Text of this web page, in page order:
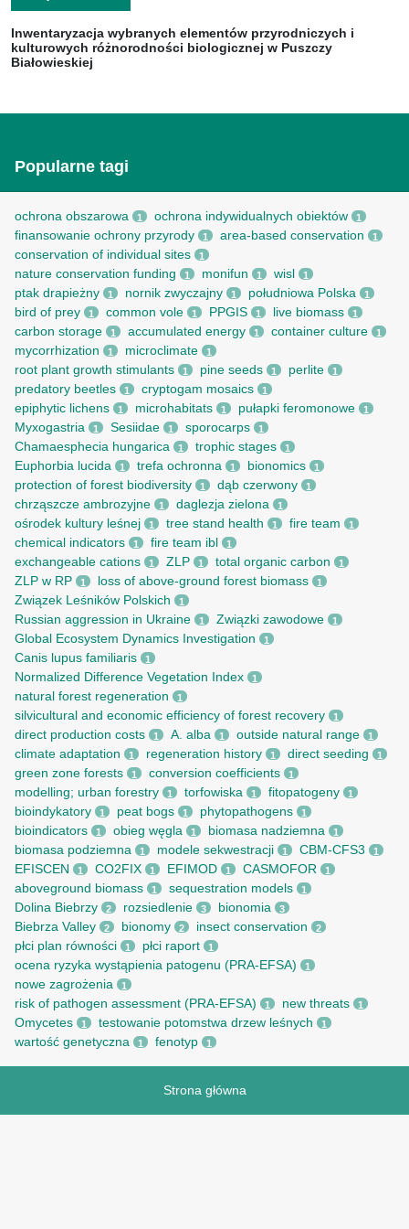
Inwentaryzacja wybranych elementów przyrodniczych i
kulturowych różnorodności biologicznej w Puszczy
Białowieskiej
Popularne tagi
ochrona obszarowa 1 ochrona indywidualnych obiektów 1
finansowanie ochrony przyrody 1 area-based conservation 1
conservation of individual sites 1
nature conservation funding 1 monifun 1 wisl 1
ptak drapieżny 1 nornik zwyczajny 1 południowa Polska 1
bird of prey 1 common vole 1 PPGIS 1 live biomass 1
carbon storage 1 accumulated energy 1 container culture 1
mycorrhization 1 microclimate 1
root рlant growth stimulants 1 pine seeds 1 perlite 1
predatory beetles 1 cryptogam mosaics 1
epiphytic lichens 1 microhabitats 1 pułapki feromonowe 1
Myxogastria 1 Sesiidae 1 sporocarps 1
Chamaesphecia hungarica 1 trophic stages 1
Euphorbia lucida 1 trefa ochronna 1 bionomics 1
protection of forest biodiversity 1 dąb czerwony 1
chrząszcze ambrozyjne 1 daglezja zielona 1
ośrodek kultury leśnej 1 tree stand health 1 fire team 1
chemical indicators 1 fire team ibl 1
exchangeable cations 1 ZLP 1 total organic carbon 1
ZLP w RP 1 loss of above-ground forest biomass 1
Związek Leśników Polskich 1
Russian aggression in Ukraine 1 Związki zawodowe 1
Global Ecosystem Dynamics Investigation 1
Canis lupus familiaris 1
Normalized Difference Vegetation Index 1
natural forest regeneration 1
silvicultural and economic efficiency of forest recovery 1
direct production costs 1 A. alba 1 outside natural range 1
climate adaptation 1 regeneration history 1 direct seeding 1
green zone forests 1 conversion coefficients 1
modelling; urban forestry 1 torfowiska 1 fitopatogeny 1
bioindykatory 1 peat bogs 1 phytopathogens 1
bioindicators 1 obieg węgla 1 biomasa nadziemna 1
biomasa podziemna 1 modele sekwestracji 1 CBM-CFS3 1
EFISCEN 1 CO2FIX 1 EFIMOD 1 CASMOFOR 1
aboveground biomass 1 sequestration models 1
Dolina Biebrzy 2 rozsiedlenie 3 bionomia 3
Biebrza Valley 2 bionomy 2 insect conservation 2
płci plan równości 1 płci raport 1
ocena ryzyka wystąpienia patogenu (PRA-EFSA) 1
nowe zagrożenia 1
risk of pathogen assessment (PRA-EFSA) 1 new threats 1
Omycetes 1 testowanie potomstwa drzew leśnych 1
wartość genetyczna 1 fenotyp 1
Strona główna